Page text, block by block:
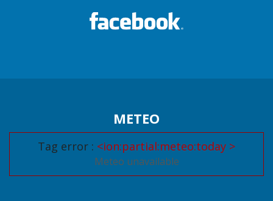
METEO
Tag error : <ion:partial:meteo:today >
Meteo unavailable